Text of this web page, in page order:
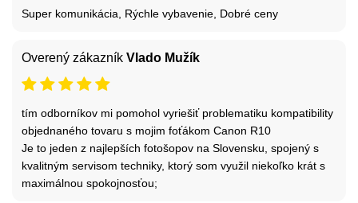
Super komunikácia, Rýchle vybavenie, Dobré ceny
Overený zákazník Vlado Mužík
tím odborníkov mi pomohol vyriešiť problematiku kompatibility
objednaného tovaru s mojim foťákom Canon R10
Je to jeden z najlepších fotošopov na Slovensku, spojený s
kvalitným servisom techniky, ktorý som využil niekoľko krát s
maximálnou spokojnosťou;